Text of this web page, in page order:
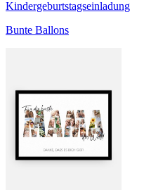
Kindergeburtstagseinladung
Bunte Ballons